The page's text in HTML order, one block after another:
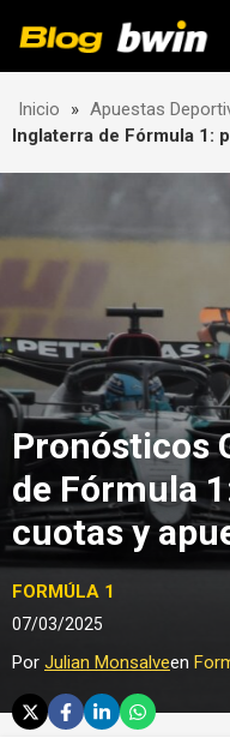
Inicio » Apuestas
Inglaterra de Fórmula 1:
Pronósticos
de Fórmula
cuotas y
FORMÚLA 1
07/03/2025
Por Julian Monsalveen